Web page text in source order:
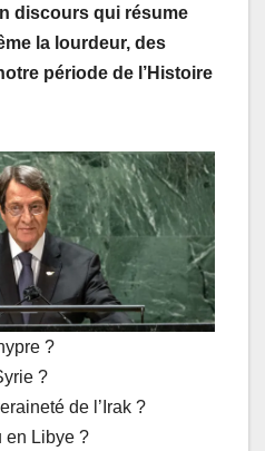
discours qui résume
la lourdeur, des
période de l’Histoire
?
?
de l’Irak ?
en Libye ?